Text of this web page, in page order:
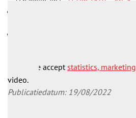
Please acceptstatistics, marketing
video.
Publicatiedatum: 19/08/2022